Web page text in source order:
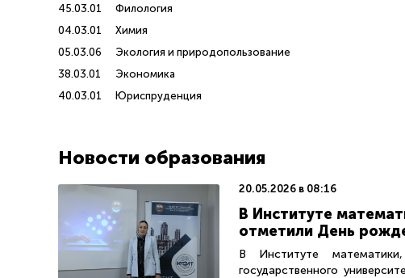
45.03.01
Филология
04.03.01
Химия
05.03.06
Экология и природопользование
38.03.01
Экономика
40.03.01
Юриспруденция
Новости образования
20.05.2026 в 08:16
В Институте
отметили День
В Институте
государственного